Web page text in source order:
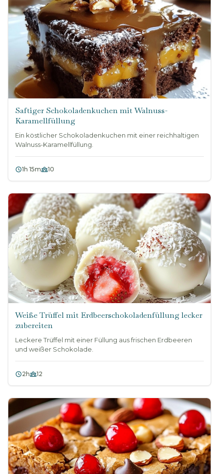
Saftiger Schokoladenkuchen mit Walnuss-
Karamellfüllung
Ein köstlicher Schokoladenkuchen mit einer reichhaltigen
Walnuss-Karamellfüllung.
1h 15m 10
Weiße Trüffel mit Erdbeerschokoladenfüllung lecker
zubereiten
Leckere Trüffel mit einer Füllung aus frischen Erdbeeren
und weißer Schokolade.
2h 12